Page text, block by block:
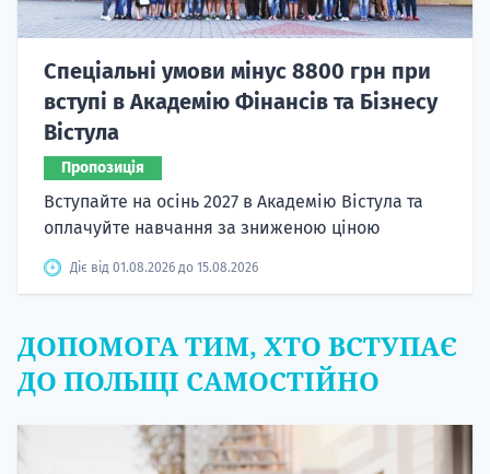
Спеціальні умови мінус 8800 грн при
вступі в Академію Фінансів та Бізнесу
Вістула
Пропозиція
Вступайте на осінь 2027 в Академію Вістула та
оплачуйте навчання за зниженою ціною
Діє від 01.08.2026 до 15.08.2026
ДОПОМОГА ТИМ, ХТО ВСТУПАЄ
ДО ПОЛЬЩІ САМОСТІЙНО